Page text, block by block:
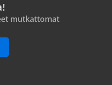
mutkattomat